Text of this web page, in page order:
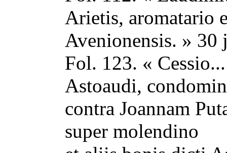
Arietis, aromatario
Avenionensis. »
Fol. 123. «
Astoaudi,
contra Joannam
super molendino